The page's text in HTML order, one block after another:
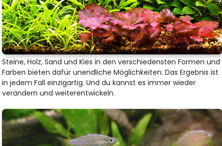
Steine, Holz, Sand und Kies in den verschiedensten Formen und
Farben bieten dafür unendliche Möglichkeiten. Das Ergebnis ist
in jedem Fall einzigartig. Und du kannst es immer wieder
verändern und weiterentwickeln.